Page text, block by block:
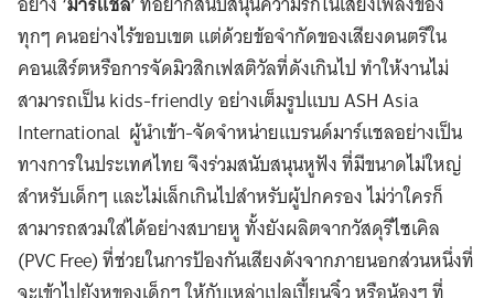
ทุกๆ คนอย่างไร้ขอบเขต แต่ด้วยข้อจำกัดของเสียงดนตรีใน
คอนเสิร์ตหรือการจัดมิวสิกเฟสติวัลที่ดังเกินไป ทำให้งานไม่
สามารถเป็น kids-friendly อย่างเต็มรูปแบบ ASH Asia
International ผู้นำเข้า-จัดจำหน่ายแบรนด์มาร์แชลอย่างเป็น
ทางการในประเทศไทย จึงร่วมสนับสนุนหูฟัง ที่มีขนาดไม่ใหญ่
สำหรับเด็กๆ และไม่เล็กเกินไปสำหรับผู้ปกครอง ไม่ว่าใครก็
สามารถสวมใส่ได้อย่างสบายหู ทั้งยังผลิตจากวัสดุรีไซเคิล
(PVC Free) ที่ช่วยในการป้องกันเสียงดังจากภายนอกส่วนหนึ่งที่